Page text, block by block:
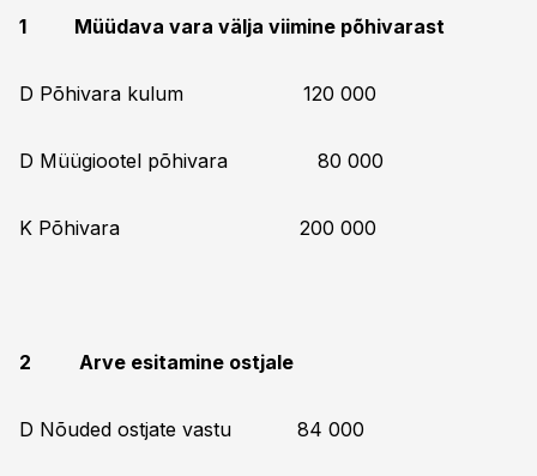
1 Müüdava vara välja viimine põhivarast
D Põhivara kulum 120 000
D Müügiootel põhivara 80 000
K Põhivara 200 000
2 Arve esitamine ostjale
D Nõuded ostjate vastu 84 000